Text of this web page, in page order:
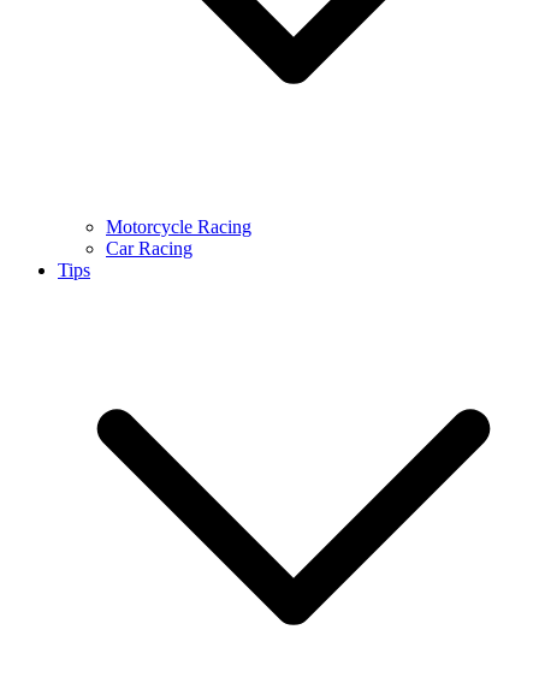
Motorcycle Racing
Car Racing
Tips